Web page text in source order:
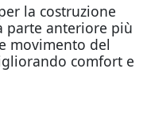
la costruzione
parte anteriore più
movimento del
comfort e